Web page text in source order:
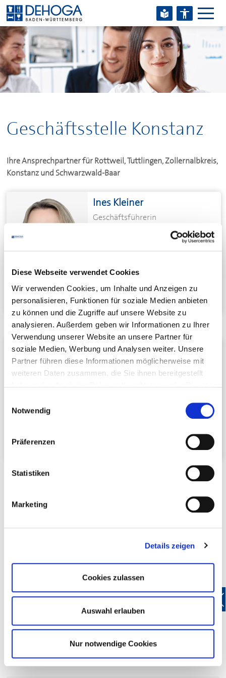
Diese Webseite verwendet Cookies
Wir verwenden Cookies, um Inhalte und Anzeigen zu
personalisieren, Funktionen für soziale Medien anbieten
zu können und die Zugriffe auf unsere Website zu
analysieren. Außerdem geben wir Informationen zu Ihrer
Verwendung unserer Website an unsere Partner für
soziale Medien, Werbung und Analysen weiter. Unsere
Partner führen diese Informationen möglicherweise mit
weiteren Daten zusammen, die Sie ihnen bereitgestellt
Notwendig
Präferenzen
Statistiken
Marketing
Details zeigen
Cookies zulassen
Auswahl erlauben
Nur notwendige Cookies
Zum Hauptinhalt springen
Zum Footerinhalt springen
Geschäftsstelle Konstanz
Ihre Ansprechpartner für Rottweil, Tuttlingen, Zollernalbkreis,
Konstanz und Schwarzwald-Baar
Ines Kleiner
Geschäftsführerin
Baden-Württemberg e. V.
78467 Konstanz
Telefon:+49 7531 22678
Manuela Scheibner
Assistentin
DEHOGA Baden-Württemberg e. V.
Ihre Kreisstellen
Zollernalbkreis
Schwarzwald-Baar